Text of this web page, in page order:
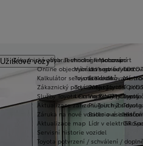
Užitkové vozyVybrat vhodné financování
Vybrat vhodné
Toyota Kredit
Toyota Easy
Leasing KINTO One
Zákaznická zóna
Online objednání do servisu
Kalkulátor servisních úkonů
Zákaznický portál Moje Toyota
Služby Toyota Connected/MyToyota
Aktualizace zařízení Touch 2 s
Záruka na nové vozidlo a asistenční
Aktualizace map
Servisní historie vozidel
Toyota potvrzení / schválení /
Technologie pohonu
Let's go beyond
Elektrifikované
Plně hybridní
Vodíkový palivový
Plug-in hybrid
Bateriové
Lídr v
Motorsport
GR